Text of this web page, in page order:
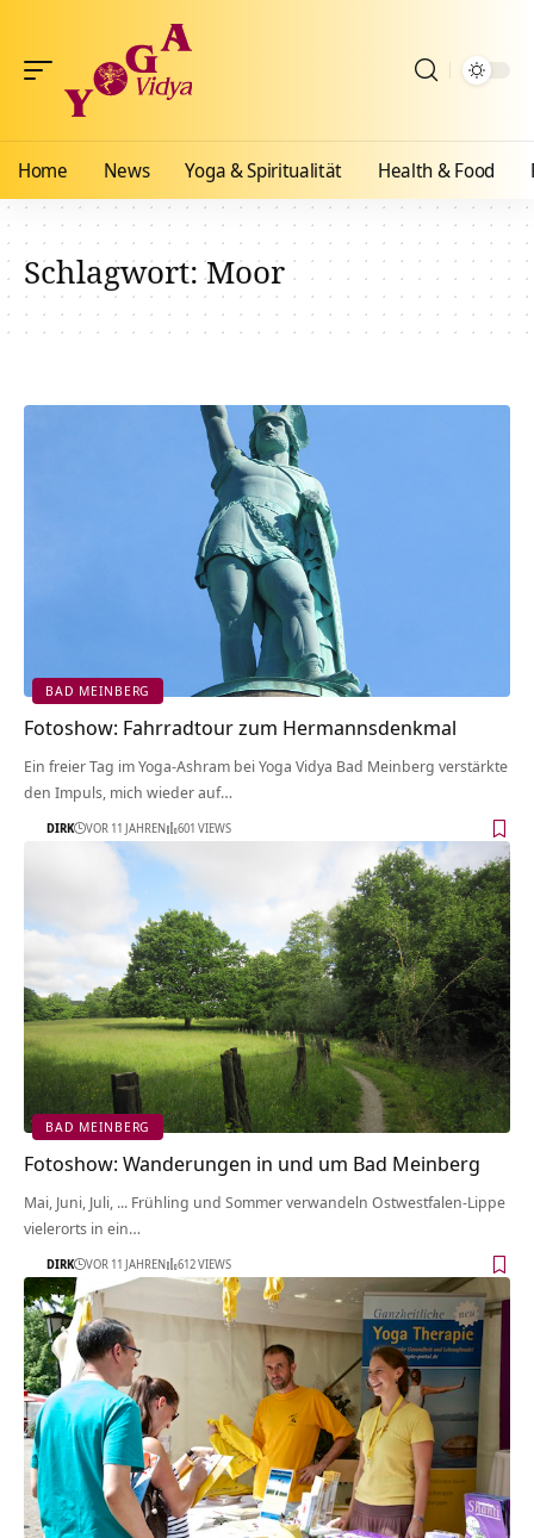
Home News Yoga & Spiritualität Health & Food
Schlagwort:Moor
BAD MEINBERG
Fotoshow: Fahrradtour zum Hermannsdenkmal
Ein freier Tag im Yoga-Ashram bei Yoga Vidya Bad Meinberg verstärkte
den Impuls, mich wieder auf…
DIRK VOR 11 JAHREN 601 VIEWS
BAD MEINBERG
Fotoshow: Wanderungen in und um Bad Meinberg
Mai, Juni, Juli, ... Frühling und Sommer verwandeln Ostwestfalen-Lippe
vielerorts in ein…
DIRK VOR 11 JAHREN 612 VIEWS